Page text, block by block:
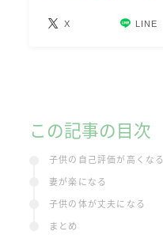
X LINE
この記事の目次
子供の自己評価が高くなる
妻が楽になる
子供の体が丈夫になる
まとめ